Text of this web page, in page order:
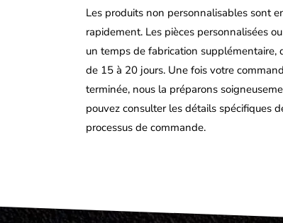
Les produits non personnalisables sont
rapidement. Les pièces personnalisées
un temps de fabrication supplémentaire,
de 15 à 20 jours. Une fois votre
terminée, nous la préparons
pouvez consulter les détails spécifiques
processus de commande.